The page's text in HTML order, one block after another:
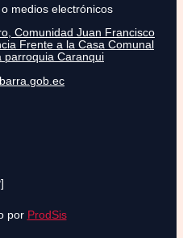
medios electrónicos
Comunidad Juan Francisco
Frente a la Casa Comunal
parroquia Caranqui
por ProdSis